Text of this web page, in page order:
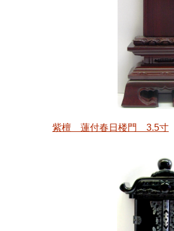
紫檀 蓮付春日楼門 3.5寸